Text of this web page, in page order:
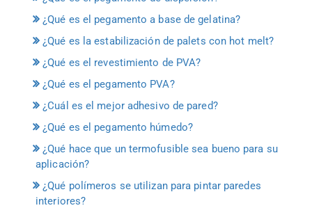
¿Qué es el pegamento a base de gelatina?
¿Qué es la estabilización de palets con hot melt?
¿Qué es el revestimiento de PVA?
¿Qué es el pegamento PVA?
¿Cuál es el mejor adhesivo de pared?
¿Qué es el pegamento húmedo?
¿Qué hace que un termofusible sea bueno para su
aplicación?
¿Qué polímeros se utilizan para pintar paredes
interiores?